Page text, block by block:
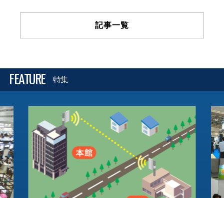
記事一覧
FEATURE 特集